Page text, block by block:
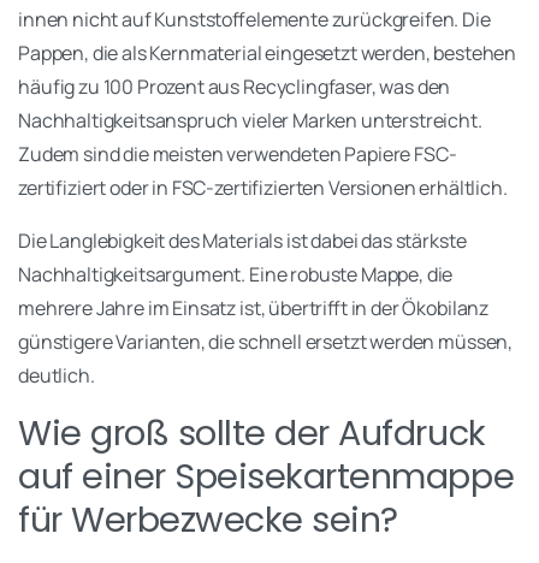
innen nicht auf Kunststoffelemente zurückgreifen. Die
Pappen, die als Kernmaterial eingesetzt werden, bestehen
häufig zu 100 Prozent aus Recyclingfaser, was den
Nachhaltigkeitsanspruch vieler Marken unterstreicht.
Zudem sind die meisten verwendeten Papiere FSC-
zertifiziert oder in FSC-zertifizierten Versionen erhältlich.
Die Langlebigkeit des Materials ist dabei das stärkste
Nachhaltigkeitsargument. Eine robuste Mappe, die
mehrere Jahre im Einsatz ist, übertrifft in der Ökobilanz
günstigere Varianten, die schnell ersetzt werden müssen,
deutlich.
Wie groß sollte der Aufdruck
auf einer Speisekartenmappe
für Werbezwecke sein?